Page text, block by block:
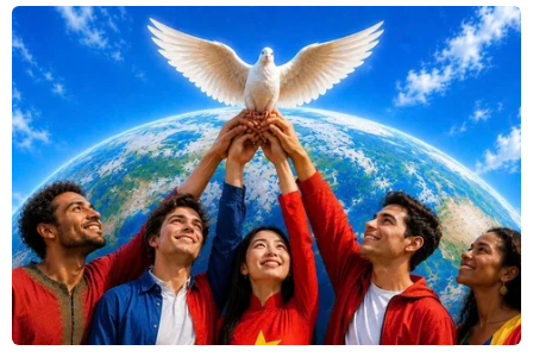
đứng tên chủ sở hữu là Công ty Tân Phú,
Nguyễn Văn Minh và đồng phạm đã bán toàn bộ
cổ phần tại Tân Phú cho bà Đặng Thị Kim Oanh.
Khu đất từ tài sản Nhà nước bị chuyển sang tư
nhân, gây thiệt hại hơn 984 tỷ đồng.
Tháng 4/2017, Tỉnh ủy Bình Dương họp về việc
Tổng Công ty Bình Dương bán cổ phần tại Tân
Phú, biết việc Nhà nước có thể mất toàn bộ khu
đất 43 ha nhưng đã không yêu cầu hủy bỏ hợp
đồng bán cổ phần và tìm cách hợp thức hóa việc